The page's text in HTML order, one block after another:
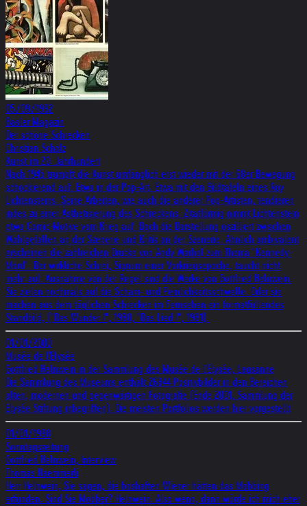
05/09/1992
Basler Magazin
Der schöne Schrecken
Christian Scholz
Kunst im 20. Jahrhundert
Nach 1945 trumpft die Kunst umfänglich erst wieder mit der 68er Bewegung
schockierend auf. Etwa in der Pop-Art. Etwa mit den Bildtafeln eines Roy
Lichtensteins. Seine Arbeiten, wie auch die anderer Pop-Artisten, tendieren
indes zu einer Ästhetisierung des Schreckens. Zitatförmig nimmt Lichtenstein
etwa Comic-Motive vom Krieg auf. Doch die Darstellung oszilliert zwischen
Wohlgefallen an der Szenerie und Kritik an der Szenerie. Ähnlich ambivalent
erscheinen die zahlreichen Drucke von Andy Warhol zum Thema "Kennedy-
Mord". Der wirkliche Schrei, Signum einer Vorkriegsepoche, taucht nicht
mehr auf. Ausnahme von der Regel sind die Werke von Gottfried Helnwein.
Sie zielen nochmals auf die Scham- und Peinlichkeitsschwelle. Oder sie
machen aus dem täglichen Schrecken im Fernsehen ein formatfüllendes
Standbild, ("Das Wunder I", 1980, "Das Lied I", 1981).
01/01/2000
Musée de l'Elysée
Gottfried Helnwein in der Sammlung des Musée de l'Elysée, Lausanne
Die Sammlung des Museums enthält 26844 Positivbilder in den Bereichen
alten, modernen und gegenwärtigen Fotografie (Ende 2001, Sammlung der
Elysée Stiftung inbegriffen). Die meisten Portfolios werden hier vorgestellt
01/01/1998
Sonntagszeitung
Gottfried Helnwein, Interview
Thomas Haemmerli
Herr Helnwein, Sie sagen, die boshaften Wiener hätten das Mobbing
erfunden. Sind Sie Mobber? Helnwein: Also wenn, dann würde ich mich eher